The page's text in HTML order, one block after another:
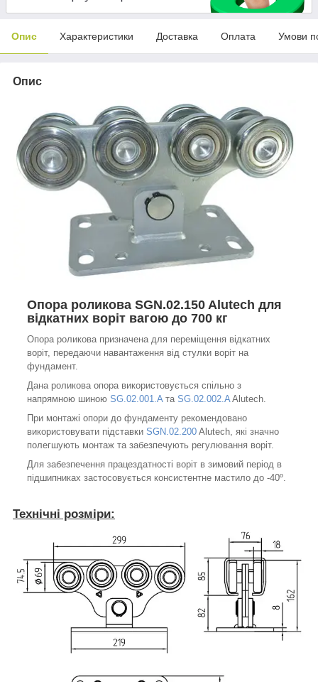
Опис Характеристики Доставка Оплата Умови
Опис
Опора роликова SGN.02.150 Alutech для
відкатних воріт вагою до 700 кг
Опора роликова призначена для переміщення відкатних
воріт, передаючи навантаження від стулки воріт на
фундамент.
Дана роликова опора використовується спільно з
напрямною шиною SG.02.001.Aта SG.02.002.AAlutech.
При монтажі опори до фундаменту рекомендовано
використовувати підставки SGN.02.200 Alutech, які значно
полегшують монтаж та забезпечують регулювання воріт.
Для забезпечення працездатності воріт в зимовий період в
підшипниках застосовується консистентне мастило до -40º.
Технічні розміри: